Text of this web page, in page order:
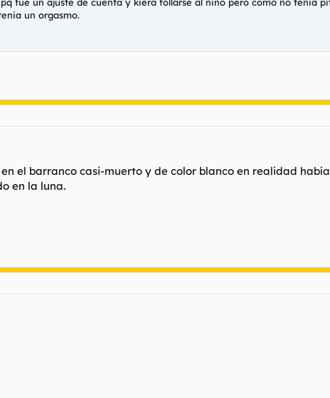
un orgasmo.
el barranco casi-muerto y de color blanco en realidad
en la luna.